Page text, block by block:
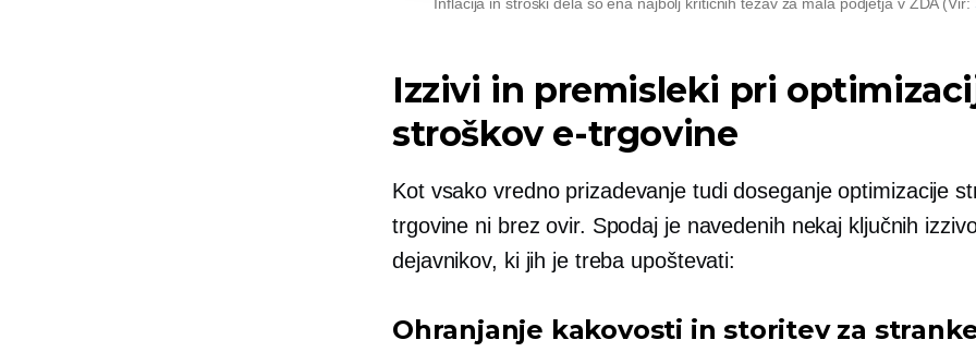
Izzivi in ​​premisleki pri
stroškov e-trgovine
Kot vsako vredno prizadevanje tudi doseganje optimizacije
trgovine ni brez ovir. Spodaj je navedenih nekaj ključnih
dejavnikov, ki jih je treba upoštevati:
Ohranjanje kakovosti in storitev za